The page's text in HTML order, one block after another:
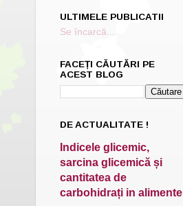
ULTIMELE PUBLICATII
Se încarcă...
FACEȚI CĂUTĂRI PE
ACEST BLOG
DE ACTUALITATE !
Indicele glicemic,
sarcina glicemică și
cantitatea de
carbohidrați in alimente